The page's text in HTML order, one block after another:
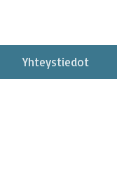
Yhteystiedot